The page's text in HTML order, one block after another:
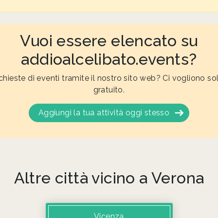
Vuoi essere elencato su
addioalcelibato.events?
di eventi tramite il nostro sito web? Ci vogliono
gratuito.
Aggiungi la tua attività oggi stesso
Altre città vicino a Verona